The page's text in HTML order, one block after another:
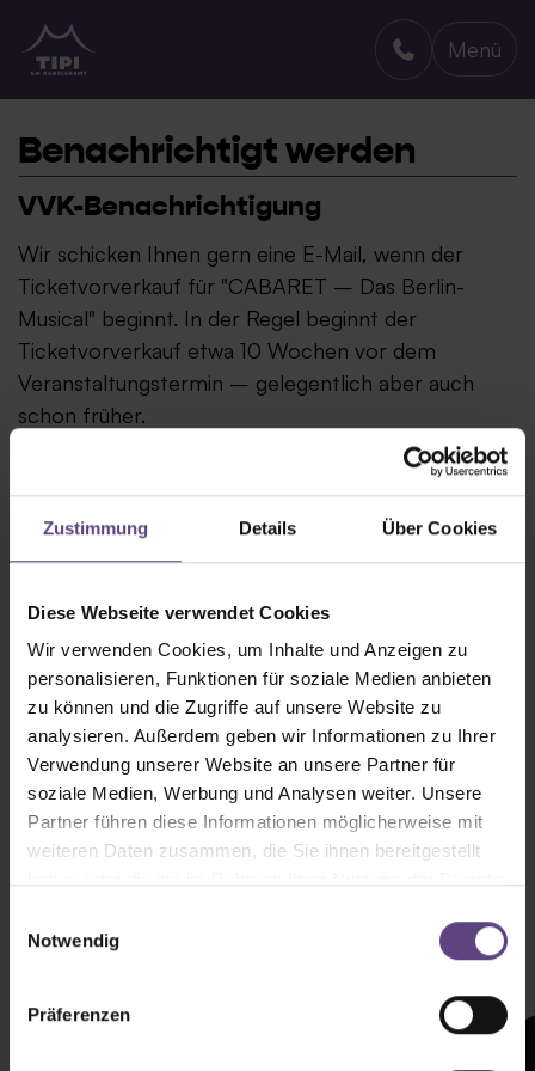
Zustimmung Details Über Cookies
Diese Webseite verwendet Cookies
Wir verwenden Cookies, um Inhalte und Anzeigen zu
personalisieren, Funktionen für soziale Medien anbieten
zu können und die Zugriffe auf unsere Website zu
analysieren. Außerdem geben wir Informationen zu Ihrer
Verwendung unserer Website an unsere Partner für
soziale Medien, Werbung und Analysen weiter. Unsere
Partner führen diese Informationen möglicherweise mit
weiteren Daten zusammen, die Sie ihnen bereitgestellt
Notwendig
Präferenzen
TIPI AM KANZLERAMT
Menü
Benachrichtigt werden
VVK-Benachrichtigung
Wir schicken Ihnen gern eine E-Mail, wenn der
Ticketvorverkauf für "CABARET – Das Berlin-
Musical" beginnt. In der Regel beginnt der
Ticketvorverkauf etwa 10 Wochen vor dem
Veranstaltungstermin – gelegentlich aber auch
schon früher.
Newsletter mit
Zeltenheitswert
Newsletter abonnieren